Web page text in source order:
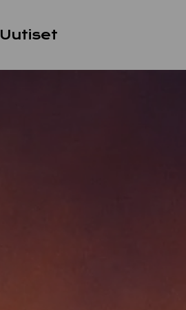
Uutiset